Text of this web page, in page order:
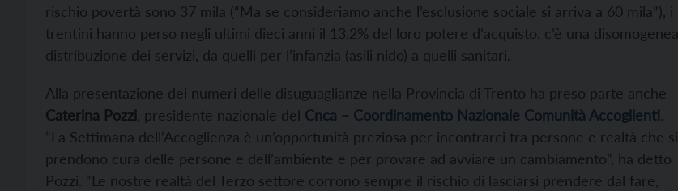
rischio povertà sono 37 mila (“Ma se consideriamo anche l’esclusione sociale si arriva a 60 mila”), i
trentini hanno perso negli ultimi dieci anni il 13,2% del loro potere d’acquisto, c’è una disomogenea
distribuzione dei servizi, da quelli per l’infanzia (asili nido) a quelli sanitari.
Alla presentazione dei numeri delle disuguaglianze nella Provincia di Trento ha preso parte anche
Caterina Pozzi, presidente nazionale del Cnca – Coordinamento Nazionale Comunità Accoglienti.
“La Settimana dell’Accoglienza è un’opportunità preziosa per incontrarci tra persone e realtà che si
prendono cura delle persone e dell’ambiente e per provare ad avviare un cambiamento”, ha detto
Pozzi. “Le nostre realtà del Terzo settore corrono sempre il rischio di lasciarsi prendere dal fare,